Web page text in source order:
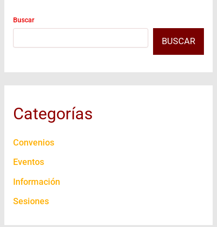
Buscar
BUSCAR
Categorías
Convenios
Eventos
Información
Sesiones